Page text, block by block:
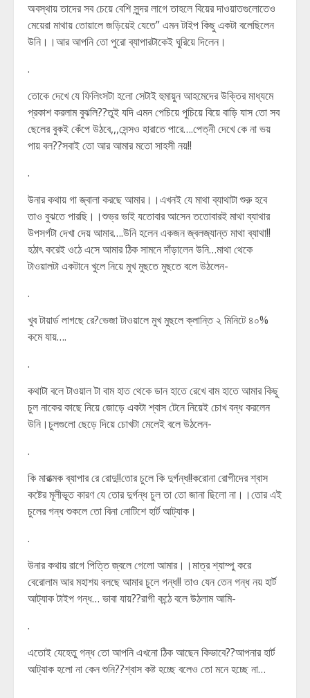
অবস্থায় তাদের সব চেয়ে বেশি সুন্দর লাগে তাহলে বিয়ের দাওয়াতগুলোতেও
মেয়েরা মাথায় তোয়ালে জড়িয়েই যেতে” এমন টাইপ কিছু একটা বলেছিলেন
উনি।।আর আপনি তো পুরো ব্যাপারটাকেই ঘুরিয়ে দিলেন।
.
তোকে দেখে যে ফিলিংসটা হলো সেটাই হুমায়ুন আহমেদের উক্তির মাধ্যমে
প্রকাশ করলাম বুঝলি??তুই যদি এমন পেচিয়ে পুচিয়ে বিয়ে বাড়ি যাস তো সব
ছেলের বুকই কেঁপে উঠবে,,,সেন্সও হারাতে পারে….পেত্নী দেখে কে না ভয়
পায় বল??সবাই তো আর আমার মতো সাহসী নয়!!
.
উনার কথায় গা জ্বালা করছে আমার।।এখনই যে মাথা ব্যাথাটা শুরু হবে
তাও বুঝতে পারছি।।শুভ্র ভাই যতোবার আসেন ততোবারই মাথা ব্যাথার
উপসর্গটা দেখা দেয় আমার….উনি হলেন একজন জ্বলজ্যান্ত মাথা ব্যাথা!!
হঠাৎ করেই ওঠে এসে আমার ঠিক সামনে দাঁড়ালেন উনি…মাথা থেকে
টাওয়ালটা একটানে খুলে নিয়ে মুখ মুছতে মুছতে বলে উঠলেন-
.
খুব টায়ার্ড লাগছে রে?ভেজা টাওয়ালে মুখ মুছলে ক্লান্তি ২ মিনিটে ৪০%
কমে যায়….
.
কথাটা বলে টাওয়াল টা বাম হাত থেকে ডান হাতে রেখে বাম হাতে আমার কিছু
চুল নাকের কাছে নিয়ে জোড়ে একটা শ্বাস টেনে নিয়েই চোখ বন্ধ করলেন
উনি।চুলগুলো ছেড়ে দিয়ে চোখটা মেলেই বলে উঠলেন-
.
কি মারাত্মক ব্যাপার রে রোদু!!তোর চুলে কি দুর্গন্ধ!!করোনা রোগীদের শ্বাস
কষ্টের মূলীভূত কারণ যে তোর দুর্গন্ধ চুল তা তো জানা ছিলো না।।তোর এই
চুলের গন্ধ শুকলে তো বিনা নোটিশে হার্ট আট্যাক।
.
উনার কথায় রাগে পিত্তি জ্বলে গেলো আমার।।মাত্র শ্যাম্পু করে
বেরোলাম আর মহাশয় বলছে আমার চুলে গন্ধ!! তাও যেন তেন গন্ধ নয় হার্ট
আট্যাক টাইপ গন্ধ… ভাবা যায়??রাগী কন্ঠে বলে উঠলাম আমি-
.
এতোই যেহেতু গন্ধ তো আপনি এখনো ঠিক আছেন কিভাবে??আপনার হার্ট
আট্যাক হলো না কেন শুনি??শ্বাস কষ্ট হচ্ছে বলেও তো মনে হচ্ছে না…